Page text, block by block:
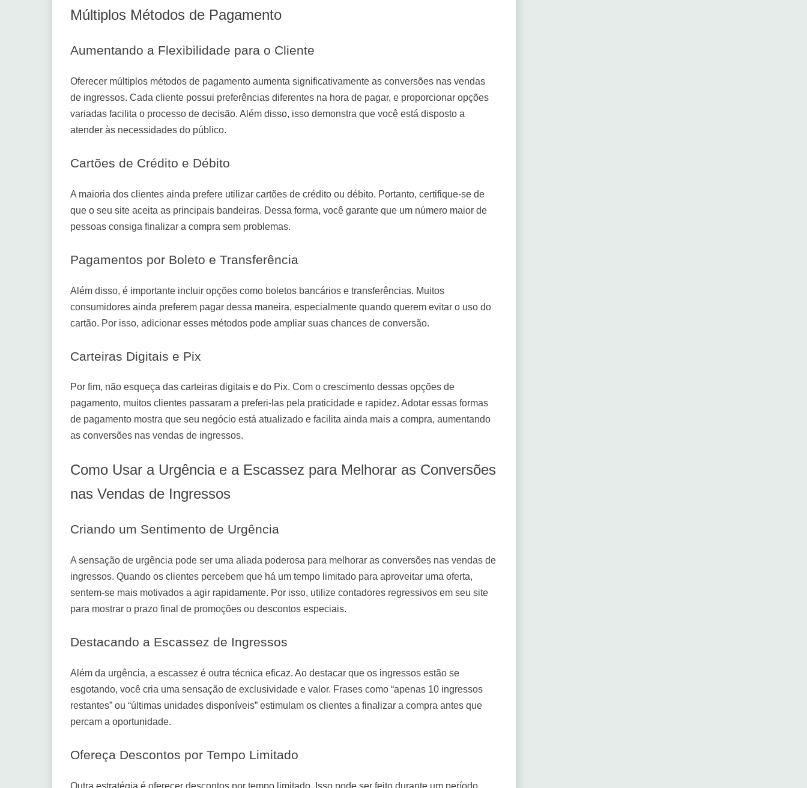
Múltiplos Métodos de Pagamento
Aumentando a Flexibilidade para o Cliente
Oferecer múltiplos métodos de pagamento aumenta significativamente as conversões nas vendas
de ingressos. Cada cliente possui preferências diferentes na hora de pagar, e proporcionar opções
variadas facilita o processo de decisão. Além disso, isso demonstra que você está disposto a
atender às necessidades do público.
Cartões de Crédito e Débito
A maioria dos clientes ainda prefere utilizar cartões de crédito ou débito. Portanto, certifique-se de
que o seu site aceita as principais bandeiras. Dessa forma, você garante que um número maior de
pessoas consiga finalizar a compra sem problemas.
Pagamentos por Boleto e Transferência
Além disso, é importante incluir opções como boletos bancários e transferências. Muitos
consumidores ainda preferem pagar dessa maneira, especialmente quando querem evitar o uso do
cartão. Por isso, adicionar esses métodos pode ampliar suas chances de conversão.
Carteiras Digitais e Pix
Por fim, não esqueça das carteiras digitais e do Pix. Com o crescimento dessas opções de
pagamento, muitos clientes passaram a preferi-las pela praticidade e rapidez. Adotar essas formas
de pagamento mostra que seu negócio está atualizado e facilita ainda mais a compra, aumentando
as conversões nas vendas de ingressos.
Como Usar a Urgência e a Escassez para Melhorar as Conversões
nas Vendas de Ingressos
Criando um Sentimento de Urgência
A sensação de urgência pode ser uma aliada poderosa para melhorar as conversões nas vendas de
ingressos. Quando os clientes percebem que há um tempo limitado para aproveitar uma oferta,
sentem-se mais motivados a agir rapidamente. Por isso, utilize contadores regressivos em seu site
para mostrar o prazo final de promoções ou descontos especiais.
Destacando a Escassez de Ingressos
Além da urgência, a escassez é outra técnica eficaz. Ao destacar que os ingressos estão se
esgotando, você cria uma sensação de exclusividade e valor. Frases como “apenas 10 ingressos
restantes” ou “últimas unidades disponíveis” estimulam os clientes a finalizar a compra antes que
percam a oportunidade.
Ofereça Descontos por Tempo Limitado
Outra estratégia é oferecer descontos por tempo limitado. Isso pode ser feito durante um período